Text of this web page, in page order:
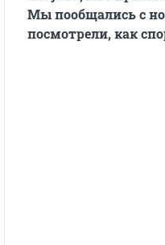
Мы пообщались с
посмотрели, как